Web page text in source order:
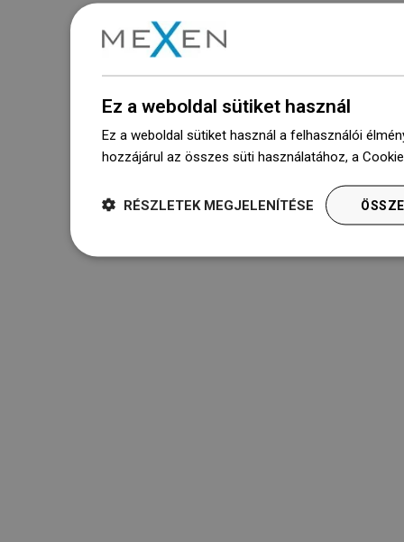
Ez a weboldal sütiket használ
Ez a weboldal sütiket használ a felhasználói
hozzájárul az összes süti használatához, a
RÉSZLETEK MEGJELENÍTÉSE